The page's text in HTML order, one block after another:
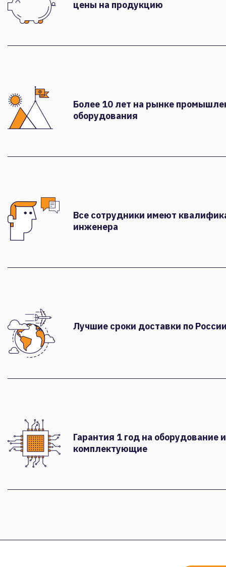
цены на продукцию
Более 10 лет на рынке
оборудования
Все сотрудники имеют
инженера
Лучшие сроки доставки по
Гарантия 1 год на оборудование и
комплектующие